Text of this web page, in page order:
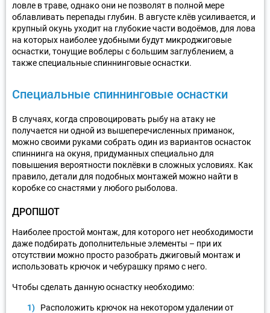
ловле в траве, однако они не позволят в полной мере
облавливать перепады глубин. В августе клёв усиливается, и
крупный окунь уходит на глубокие части водоёмов, для лова
на которых наиболее удобными будут микроджиговые
оснастки, тонущие воблеры с большим заглублением, а
также специальные спиннинговые оснастки.
Специальные спиннинговые оснастки
В случаях, когда спровоцировать рыбу на атаку не
получается ни одной из вышеперечисленных приманок,
можно своими руками собрать один из вариантов оснасток
спиннинга на окуня, придуманных специально для
повышения вероятности поклёвки в сложных условиях. Как
правило, детали для подобных монтажей можно найти в
коробке со снастями у любого рыболова.
ДРОПШОТ
Наиболее простой монтаж, для которого нет необходимости
даже подбирать дополнительные элементы – при их
отсутствии можно просто разобрать джиговый монтаж и
использовать крючок и чебурашку прямо с него.
Чтобы сделать данную оснастку необходимо:
Расположить крючок на некотором удалении от